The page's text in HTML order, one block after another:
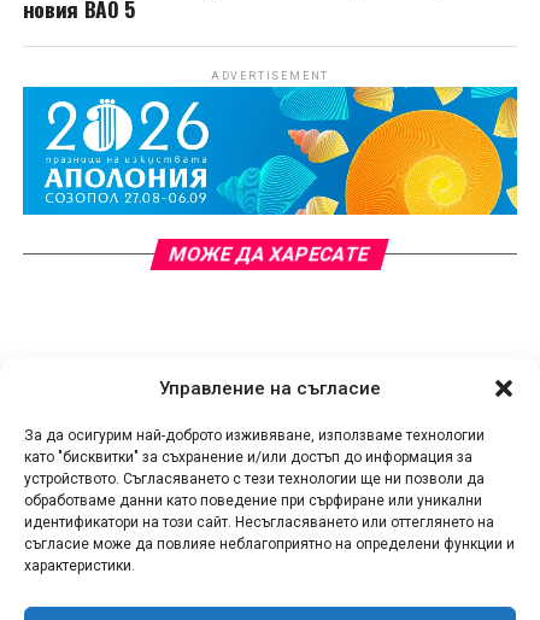
Управление на съгласие
За да осигурим най-доброто изживяване, използваме технологии
като "бисквитки" за съхранение и/или достъп до информация за
устройството. Съгласяването с тези технологии ще ни позволи да
обработваме данни като поведение при сърфиране или уникални
идентификатори на този сайт. Несъгласяването или оттеглянето на
съгласие може да повлияе неблагоприятно на определени функции и
характеристики.
новия BAO 5
ADVERTISEMENT
МОЖЕ ДА ХАРЕСАТЕ